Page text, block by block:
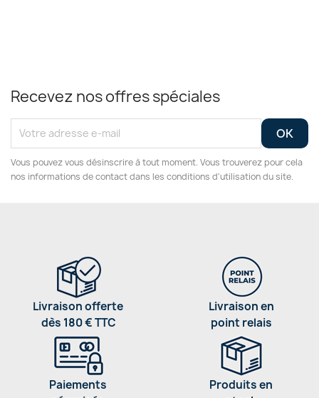
Recevez nos offres spéciales
Vous pouvez vous désinscrire à tout moment. Vous trouverez pour cela
nos informations de contact dans les conditions d'utilisation du site.
Livraison offerte
dès 180 € TTC
Livraison en
point relais
Paiements
Produits en